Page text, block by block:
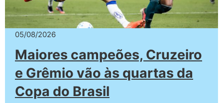
05/08/2026
Maiores campeões, Cruzeiro
e Grêmio vão às quartas da
Copa do Brasil